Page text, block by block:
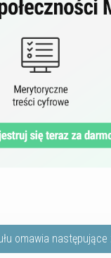
omawia